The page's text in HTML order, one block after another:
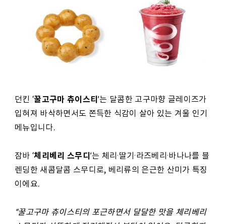
던킨 ‘꿀고구마 츄이스티’는 달콤한 고구마향 글레이즈가
입혀져 바삭하면서도 쫀득한 식감이 살아 있는 겨울 인기
메뉴입니다.
잠바 ‘체리베리 스무디 ’는 체리·딸기·라즈베리·바나나를 블
렌딩한 새콤달콤 스무디로, 베리류의 은근한 산미가 특징
이에요.
“꿀고구마 츄이스티의 포근하면서 달달한 맛을 체리베리